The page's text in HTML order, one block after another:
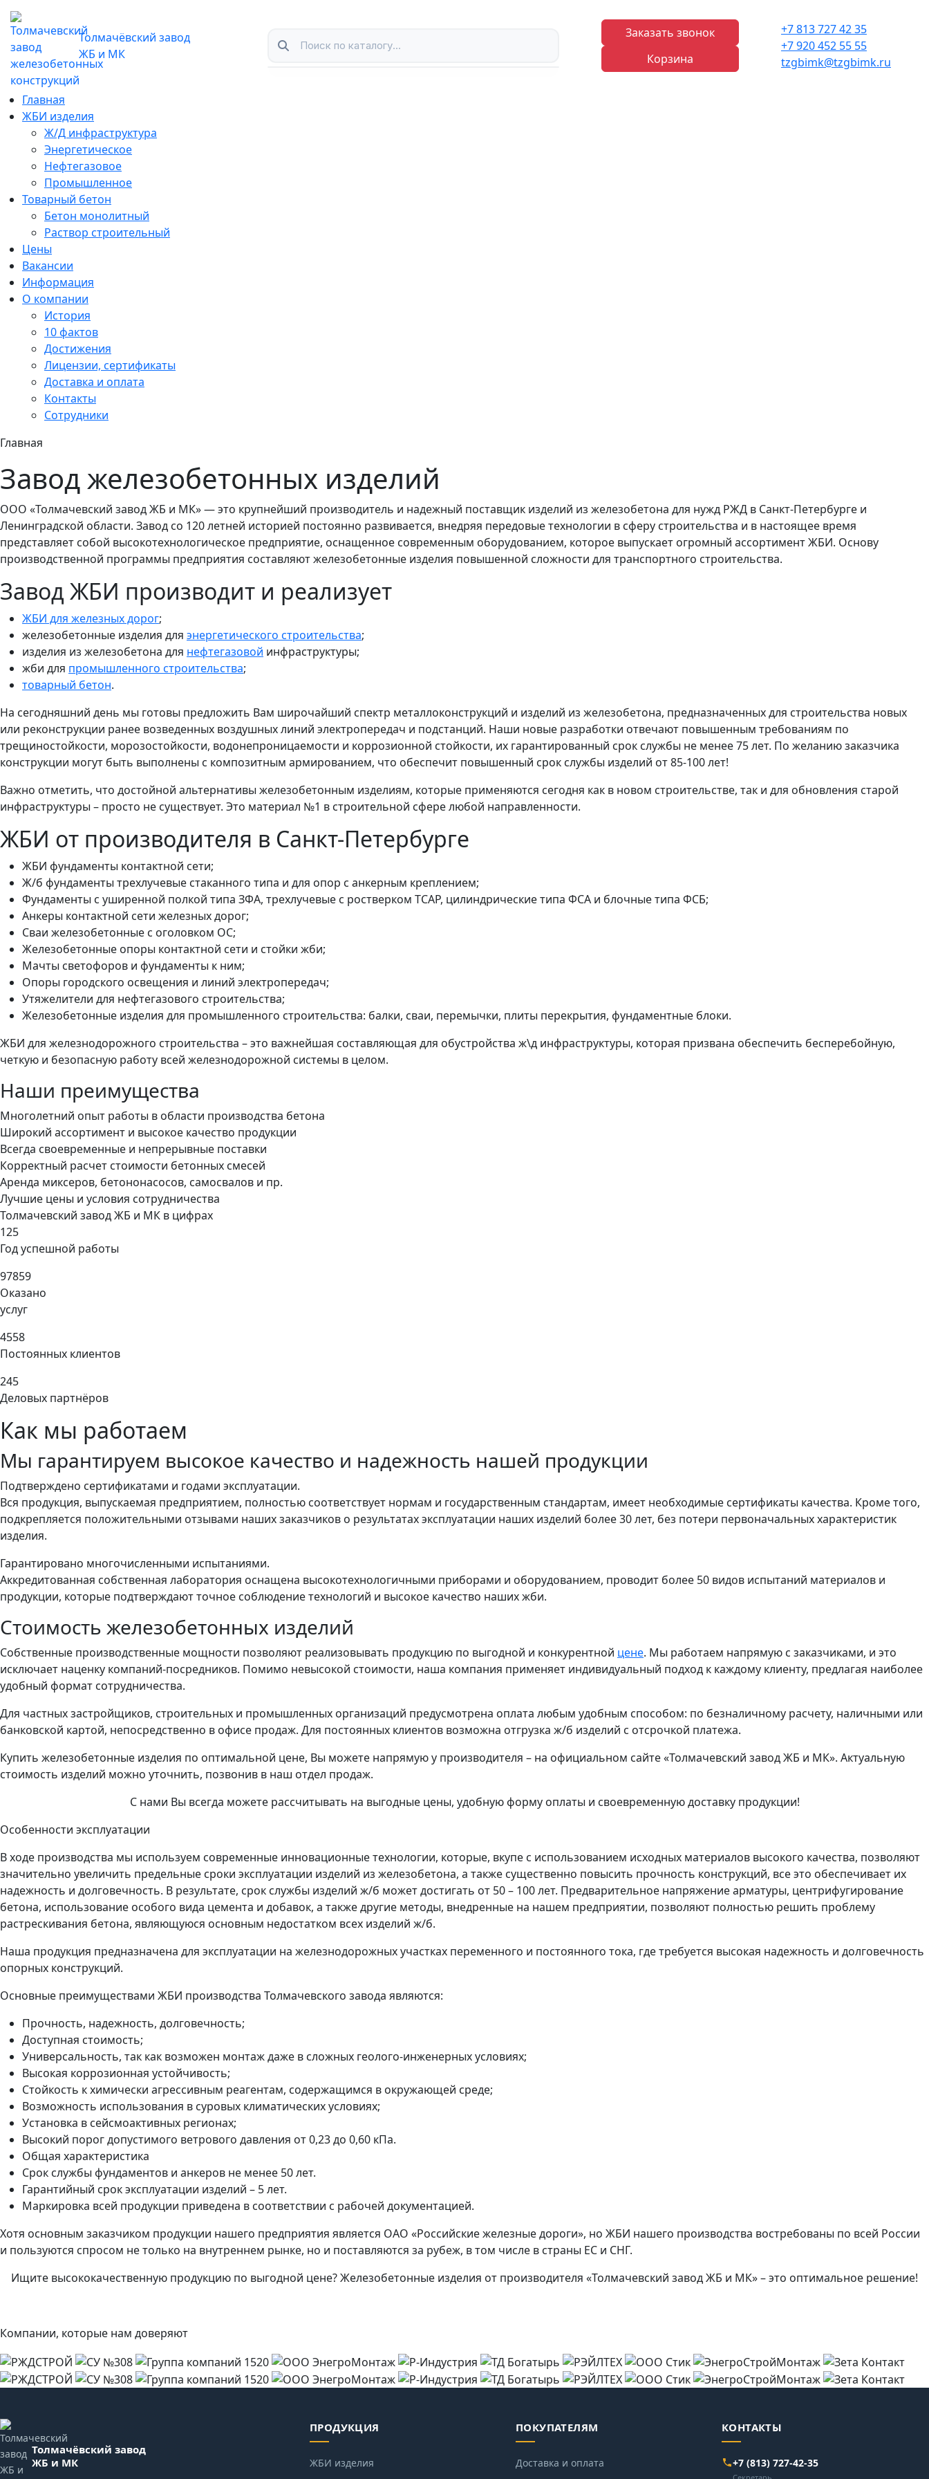
Толмачёвский завод
ЖБ и МК
Заказать звонок
Корзина
+7 813 727 42 35
+7 920 452 55 55
tzgbimk@tzgbimk.ru
Главная
ЖБИ изделия
Ж/Д инфраструктура
Энергетическое
Нефтегазовое
Промышленное
Товарный бетон
Бетон монолитный
Раствор строительный
Цены
Вакансии
Информация
О компании
История
10 фактов
Достижения
Лицензии, сертификаты
Доставка и оплата
Контакты
Сотрудники
Главная
Завод железобетонных изделий
ООО «Толмачевский завод ЖБ и МК» — это крупнейший производитель и надежный поставщик изделий из железобетона для нужд РЖД в Санкт-Петербурге и
Ленинградской области. Завод со 120 летней историей постоянно развивается, внедряя передовые технологии в сферу строительства и в настоящее время
представляет собой высокотехнологическое предприятие, оснащенное современным оборудованием, которое выпускает огромный ассортимент ЖБИ. Основу
производственной программы предприятия составляют железобетонные изделия повышенной сложности для транспортного строительства.
Завод ЖБИ производит и реализует
ЖБИ для железных дорог;
железобетонные изделия для энергетического строительства;
изделия из железобетона для нефтегазовой инфраструктуры;
жби для промышленного строительства;
товарный бетон.
На сегодняшний день мы готовы предложить Вам широчайший спектр металлоконструкций и изделий из железобетона, предназначенных для строительства новых
или реконструкции ранее возведенных воздушных линий электропередач и подстанций. Наши новые разработки отвечают повышенным требованиям по
трещиностойкости, морозостойкости, водонепроницаемости и коррозионной стойкости, их гарантированный срок службы не менее 75 лет. По желанию заказчика
конструкции могут быть выполнены с композитным армированием, что обеспечит повышенный срок службы изделий от 85-100 лет!
Важно отметить, что достойной альтернативы железобетонным изделиям, которые применяются сегодня как в новом строительстве, так и для обновления старой
инфраструктуры – просто не существует. Это материал №1 в строительной сфере любой направленности.
ЖБИ от производителя в Санкт-Петербурге
ЖБИ фундаменты контактной сети;
Ж/б фундаменты трехлучевые стаканного типа и для опор с анкерным креплением;
Фундаменты с уширенной полкой типа ЗФА, трехлучевые с ростверком ТСАР, цилиндрические типа ФСА и блочные типа ФСБ;
Анкеры контактной сети железных дорог;
Сваи железобетонные с оголовком ОС;
Железобетонные опоры контактной сети и стойки жби;
Мачты светофоров и фундаменты к ним;
Опоры городского освещения и линий электропередач;
Утяжелители для нефтегазового строительства;
Железобетонные изделия для промышленного строительства: балки, сваи, перемычки, плиты перекрытия, фундаментные блоки.
ЖБИ для железнодорожного строительства – это важнейшая составляющая для обустройства ж\д инфраструктуры, которая призвана обеспечить бесперебойную,
четкую и безопасную работу всей железнодорожной системы в целом.
Наши преимущества
Многолетний опыт работы в области производства бетона
Широкий ассортимент и высокое качество продукции
Всегда своевременные и непрерывные поставки
Корректный расчет стоимости бетонных смесей
Аренда миксеров, бетононасосов, самосвалов и пр.
Лучшие цены и условия сотрудничества
Толмачевский завод ЖБ и МК в цифрах
125
Год успешной работы
97859
Оказано
услуг
4558
Постоянных клиентов
245
Деловых партнёров
Как мы работаем
Мы гарантируем высокое качество и надежность нашей продукции
Подтверждено сертификатами и годами эксплуатации.
Вся продукция, выпускаемая предприятием, полностью соответствует нормам и государственным стандартам, имеет необходимые сертификаты качества. Кроме того,
подкрепляется положительными отзывами наших заказчиков о результатах эксплуатации наших изделий более 30 лет, без потери первоначальных характеристик
изделия.
Гарантировано многочисленными испытаниями.
Аккредитованная собственная лаборатория оснащена высокотехнологичными приборами и оборудованием, проводит более 50 видов испытаний материалов и
продукции, которые подтверждают точное соблюдение технологий и высокое качество наших жби.
Стоимость железобетонных изделий
Собственные производственные мощности позволяют реализовывать продукцию по выгодной и конкурентной цене. Мы работаем напрямую с заказчиками, и это
исключает наценку компаний-посредников. Помимо невысокой стоимости, наша компания применяет индивидуальный подход к каждому клиенту, предлагая наиболее
удобный формат сотрудничества.
Для частных застройщиков, строительных и промышленных организаций предусмотрена оплата любым удобным способом: по безналичному расчету, наличными или
банковской картой, непосредственно в офисе продаж. Для постоянных клиентов возможна отгрузка ж/б изделий с отсрочкой платежа.
Купить железобетонные изделия по оптимальной цене, Вы можете напрямую у производителя – на официальном сайте «Толмачевский завод ЖБ и МК». Актуальную
стоимость изделий можно уточнить, позвонив в наш отдел продаж.
С нами Вы всегда можете рассчитывать на выгодные цены, удобную форму оплаты и своевременную доставку продукции!
Особенности эксплуатации
В ходе производства мы используем современные инновационные технологии, которые, вкупе с использованием исходных материалов высокого качества, позволяют
значительно увеличить предельные сроки эксплуатации изделий из железобетона, а также существенно повысить прочность конструкций, все это обеспечивает их
надежность и долговечность. В результате, срок службы изделий ж/б может достигать от 50 – 100 лет. Предварительное напряжение арматуры, центрифугирование
бетона, использование особого вида цемента и добавок, а также другие методы, внедренные на нашем предприятии, позволяют полностью решить проблему
растрескивания бетона, являющуюся основным недостатком всех изделий ж/б.
Наша продукция предназначена для эксплуатации на железнодорожных участках переменного и постоянного тока, где требуется высокая надежность и долговечность
опорных конструкций.
Основные преимуществами ЖБИ производства Толмачевского завода являются:
Прочность, надежность, долговечность;
Доступная стоимость;
Универсальность, так как возможен монтаж даже в сложных геолого-инженерных условиях;
Высокая коррозионная устойчивость;
Стойкость к химически агрессивным реагентам, содержащимся в окружающей среде;
Возможность использования в суровых климатических условиях;
Установка в сейсмоактивных регионах;
Высокий порог допустимого ветрового давления от 0,23 до 0,60 кПа.
Общая характеристика
Срок службы фундаментов и анкеров не менее 50 лет.
Гарантийный срок эксплуатации изделий – 5 лет.
Маркировка всей продукции приведена в соответствии с рабочей документацией.
Хотя основным заказчиком продукции нашего предприятия является ОАО «Российские железные дороги», но ЖБИ нашего производства востребованы по всей России
и пользуются спросом не только на внутреннем рынке, но и поставляются за рубеж, в том числе в страны ЕС и СНГ.
Ищите высококачественную продукцию по выгодной цене? Железобетонные изделия от производителя «Толмачевский завод ЖБ и МК» – это оптимальное решение!
Компании, которые нам доверяют
Толмачёвский завод
ЖБ и МК
ПРОДУКЦИЯ
ЖБИ изделия
ПОКУПАТЕЛЯМ
Доставка и оплата
КОНТАКТЫ
+7 (813) 727-42-35